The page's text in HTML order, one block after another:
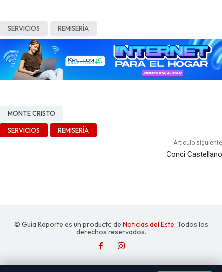
SERVICIOS REMISERÍA
MONTE CRISTO
SERVICIOS REMISERÍA
Artículo siguiente
Conci Castellano
© Guía Reporte es un producto de Noticias del Este. Todos los
derechos reservados.